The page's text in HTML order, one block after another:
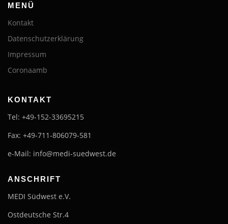
MENÜ
Kontakt
Datenschutzerklärung
Impressum
Coronaamb
KONTAKT
Tel: +49-152-33695215
Fax: +49-711-806079-581
e-Mail: info@medi-suedwest.de
ANSCHRIFT
MEDI Südwest e.V.
Ostdeutsche Str.4